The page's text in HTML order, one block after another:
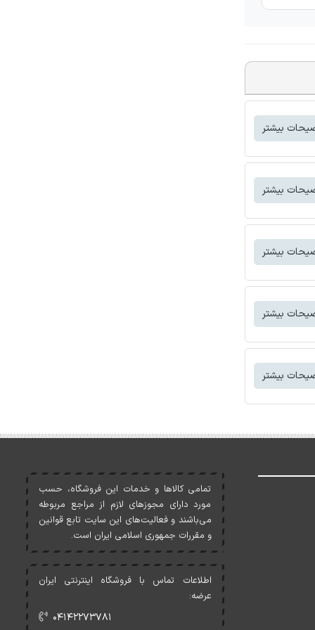
بیشتر
بیشتر
بیشتر
بیشتر
بیشتر
تمامی کالاها و خدمات اين فروشگاه، حسب
مورد دارای مجوزهای لازم از مراجع مربوطه
می‌باشند و فعاليت‌های اين سايت تابع قوانين
و مقررات جمهوری اسلامی ايران است.
اطلاعات تماس با فروشگاه اینترنتی ایران
عرضه:
۰۴۱۴۲۲۷۳۷۸۱